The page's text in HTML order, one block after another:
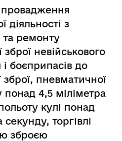
діяльності з
та ремонту
зброї невійськового
боєприпасів до
зброї, пневматичної
понад 4,5 міліметра
кулі понад
торгівлі
зброєю